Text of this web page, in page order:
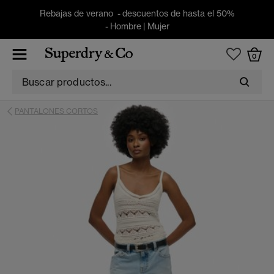
Rebajas de verano - descuentos de hasta el 50%
- Hombre| Mujer
0
PANTALONES CORTOS